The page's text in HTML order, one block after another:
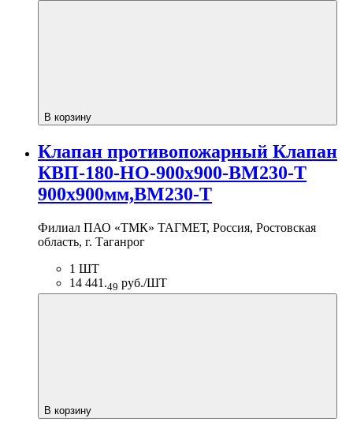
В корзину
Клапан противопожарный Клапан
КВП-180-НО-900х900-BM230-T
900х900мм,BM230-T
Филиал ПАО «ТМК» ТАГМЕТ, Россия, Ростовская
область, г. Таганрог
1 ШТ
14 441.49 руб./ШТ
В корзину